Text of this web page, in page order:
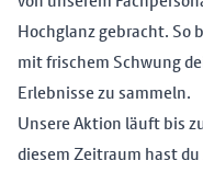
Hochglanz gebracht. So
mit frischem Schwung
Erlebnisse zu sammeln.
Unsere Aktion läuft bis
diesem Zeitraum hast